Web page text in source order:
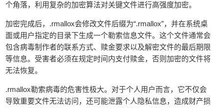
个角落，利用复杂的加密算法对关键文件进行高强度加密。
加密完成后，.rmallox会修改文件后缀为“.rmallox”，并在系统桌
面或用户指定的目录下生成一个勒索信息文件。这个文件通常会
包含病毒制作者的联系方式、赎金要求以及解密文件的最后期限
等信息。受害者必须在规定时间内支付赎金，否则加密的文件将
无法恢复。
.rmallox勒索病毒的危害性极大。对于个人用户而言，它不仅会
导致重要文件无法访问，还可能泄露个人隐私信息，造成财产损